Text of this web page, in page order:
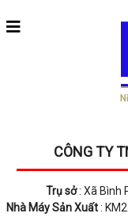
CÔNG TY
Trụ sở: Xã Bình
Nhà Máy Sản Xuất: